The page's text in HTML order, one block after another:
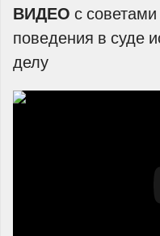
ВИДЕО с
поведения в суде
делу